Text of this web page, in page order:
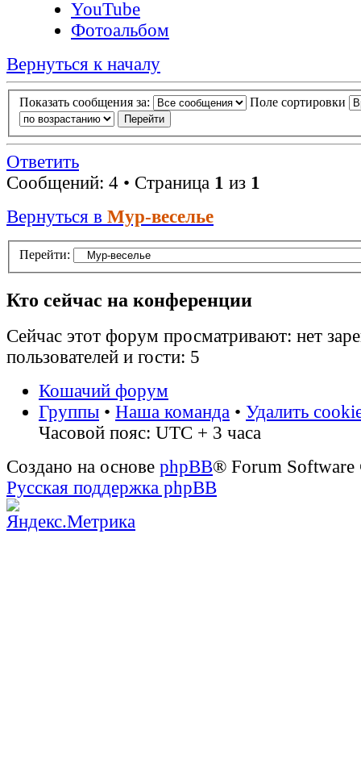
YouTube
Фотоальбом
Вернуться к началу
Показать сообщения за: Поле сортировки
Ответить
Сообщений: 4 • Страница 1 из 1
Вернуться в Мур-веселье
Перейти:
Кто сейчас на конференции
Сейчас этот форум просматривают: нет
пользователей и гости: 5
Кошачий форум
Группы • Наша команда • Удалить
Часовой пояс: UTC + 3 часа
Создано на основе phpBB® Forum
Русская поддержка phpBB